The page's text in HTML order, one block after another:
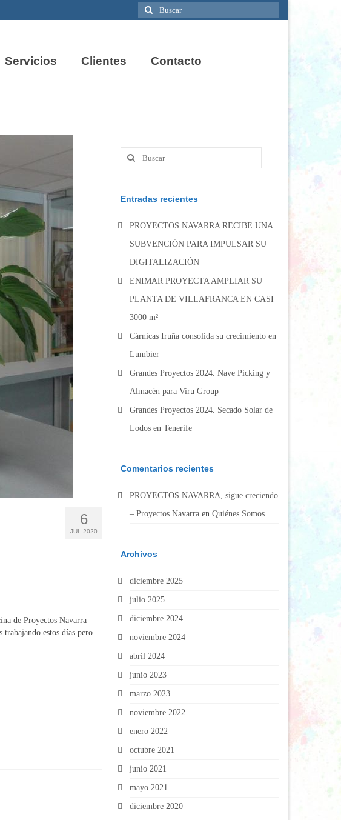
Buscar
por:
Servicios Clientes Contacto
6
JUL 2020
de Proyectos Navarra
estos días pero
Buscar
por:
Entradas recientes
PROYECTOS NAVARRA RECIBE UNA
SUBVENCIÓN PARA IMPULSAR SU
DIGITALIZACIÓN
ENIMAR PROYECTA AMPLIAR SU
PLANTA DE VILLAFRANCA EN CASI
3000 m²
Cárnicas Iruña consolida su crecimiento en
Lumbier
Grandes Proyectos 2024. Nave Picking y
Almacén para Viru Group
Grandes Proyectos 2024. Secado Solar de
Lodos en Tenerife
Comentarios recientes
PROYECTOS NAVARRA, sigue creciendo
– Proyectos Navarraen Quiénes Somos
Archivos
diciembre 2025
julio 2025
diciembre 2024
noviembre 2024
abril 2024
junio 2023
marzo 2023
noviembre 2022
enero 2022
octubre 2021
junio 2021
mayo 2021
diciembre 2020